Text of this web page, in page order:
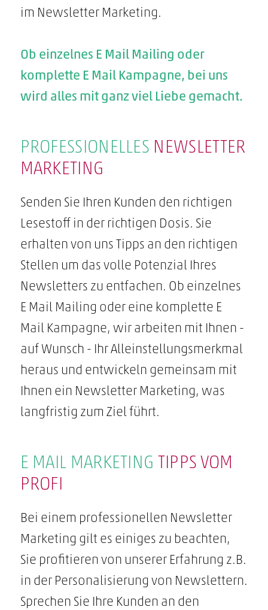
im Newsletter Marketing.
Ob einzelnes E Mail Mailing oder
komplette E Mail Kampagne, bei uns
wird alles mit ganz viel Liebe gemacht.
PROFESSIONELLES NEWSLETTER
MARKETING
Senden Sie Ihren Kunden den richtigen
Lesestoff in der richtigen Dosis. Sie
erhalten von uns Tipps an den richtigen
Stellen um das volle Potenzial Ihres
Newsletters zu entfachen. Ob einzelnes
E Mail Mailing oder eine komplette E
Mail Kampagne, wir arbeiten mit Ihnen -
auf Wunsch - Ihr Alleinstellungsmerkmal
heraus und entwickeln gemeinsam mit
Ihnen ein Newsletter Marketing, was
langfristig zum Ziel führt.
E MAIL MARKETING TIPPS VOM
PROFI
Bei einem professionellen Newsletter
Marketing gilt es einiges zu beachten,
Sie profitieren von unserer Erfahrung z.B.
in der Personalisierung von Newslettern.
Sprechen Sie Ihre Kunden an den